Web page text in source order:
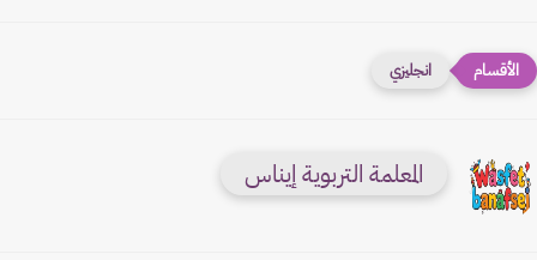
انجليزي
المعلمة التربوية إيناس